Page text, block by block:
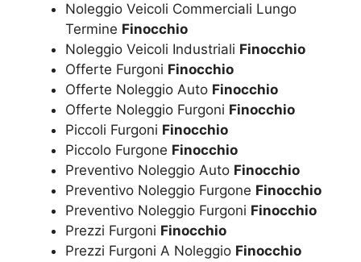
Noleggio Veicoli Commerciali Lungo
Termine Finocchio
Noleggio Veicoli Industriali Finocchio
Offerte Furgoni Finocchio
Offerte Noleggio Auto Finocchio
Offerte Noleggio Furgoni Finocchio
Piccoli Furgoni Finocchio
Piccolo Furgone Finocchio
Preventivo Noleggio Auto Finocchio
Preventivo Noleggio Furgone Finocchio
Preventivo Noleggio Furgoni Finocchio
Prezzi Furgoni Finocchio
Prezzi Furgoni A Noleggio Finocchio